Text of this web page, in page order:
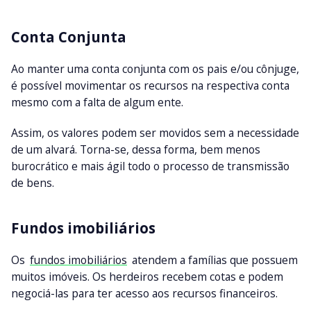
Conta Conjunta
Ao manter uma conta conjunta com os pais e/ou cônjuge,
é possível movimentar os recursos na respectiva conta
mesmo com a falta de algum ente.
Assim, os valores podem ser movidos sem a necessidade
de um alvará. Torna-se, dessa forma, bem menos
burocrático e mais ágil todo o processo de transmissão
de bens.
Fundos imobiliários
Os fundos imobiliários atendem a famílias que possuem
muitos imóveis. Os herdeiros recebem cotas e podem
negociá-las para ter acesso aos recursos financeiros.